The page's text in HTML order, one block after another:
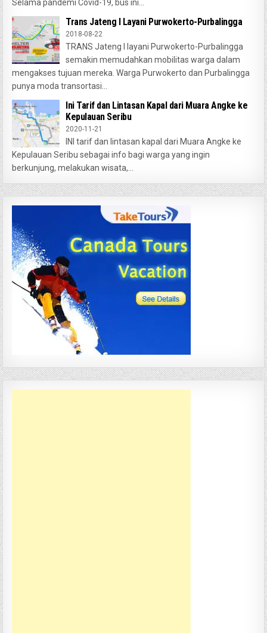
Selama pandemi Covid-19, bus ini...
Trans Jateng I Layani Purwokerto-Purbalingga
2018-08-22
TRANS Jateng I layani Purwokerto-Purbalingga
semakin memudahkan mobilitas warga dalam
mengakses tujuan mereka. Warga Purwokerto dan Purbalingga
punya moda transortasi...
Ini Tarif dan Lintasan Kapal dari Muara Angke ke
Kepulauan Seribu
2020-11-21
INI tarif dan lintasan kapal dari Muara Angke ke
Kepulauan Seribu sebagai info bagi warga yang ingin
berkunjung, melakukan wisata,...